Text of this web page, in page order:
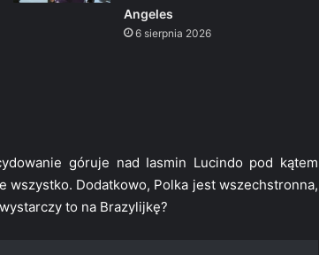
Angeles
6 sierpnia 2026
góruje nad Iasmin Lucindo pod kątem
wszystko. Dodatkowo, Polka jest wszechstronna,
to na Brazylijkę?